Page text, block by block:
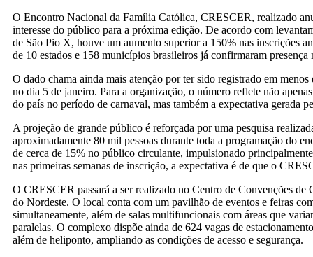
O Encontro Nacional da Família Católica, CRESCER, realizado
interesse do público para a próxima edição. De acordo com
de São Pio X, houve um aumento superior a 150% nas inscrições
de 10 estados e 158 municípios brasileiros já confirmaram presença
O dado chama ainda mais atenção por ter sido registrado em
no dia 5 de janeiro. Para a organização, o número reflete não
do país no período de carnaval, mas também a expectativa gerada
A projeção de grande público é reforçada por uma pesquisa
aproximadamente 80 mil pessoas durante toda a programação do
de cerca de 15% no público circulante, impulsionado
nas primeiras semanas de inscrição, a expectativa é de que o
O CRESCER passará a ser realizado no Centro de Convenções
do Nordeste. O local conta com um pavilhão de eventos e feiras
simultaneamente, além de salas multifuncionais com áreas que
paralelas. O complexo dispõe ainda de 624 vagas de
além de heliponto, ampliando as condições de acesso e segurança.